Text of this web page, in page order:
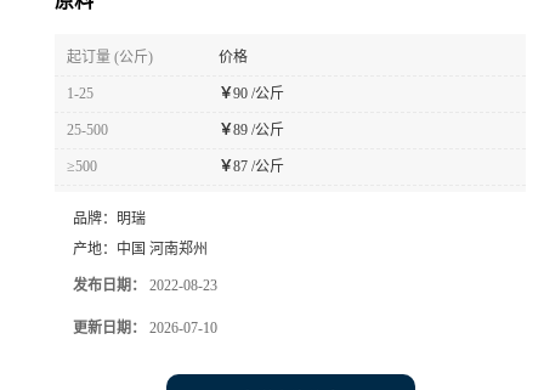
起订量 (公斤) 价格
1-25 ￥90 /公斤
25-500 ￥89 /公斤
≥500 ￥87 /公斤
品牌： 明瑞
产地： 中国 河南郑州
发布日期： 2022-08-23
更新日期： 2026-07-10